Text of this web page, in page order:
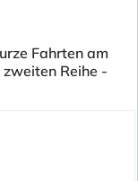
Fahrten am
Reihe -